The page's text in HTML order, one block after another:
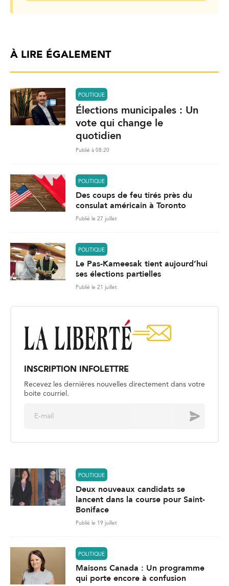
À LIRE ÉGALEMENT
POLITIQUE
Élections municipales : Un
vote qui change le
quotidien
Publié à 08:20
POLITIQUE
Des coups de feu tirés près du
consulat américain à Toronto
Publié le 27 juillet
POLITIQUE
Le Pas-Kameesak tient aujourd’hui
ses élections partielles
Publié le 21 juillet
INSCRIPTION INFOLETTRE
Recevez les dernières nouvelles directement dans votre
boite courriel.
Envoyer
POLITIQUE
Deux nouveaux candidats se
lancent dans la course pour Saint-
Boniface
Publié le 19 juillet
POLITIQUE
Maisons Canada : Un programme
qui porte encore à confusion